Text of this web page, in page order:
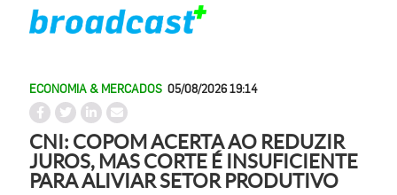
ECONOMIA & MERCADOS 05/08/2026 19:14
CNI: COPOM ACERTA AO REDUZIR
JUROS, MAS CORTE É INSUFICIENTE
PARA ALIVIAR SETOR PRODUTIVO